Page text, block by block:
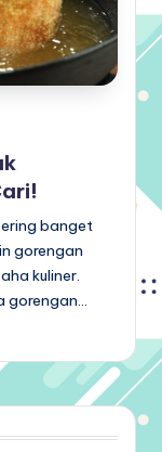
banget
gorengan
kuliner.